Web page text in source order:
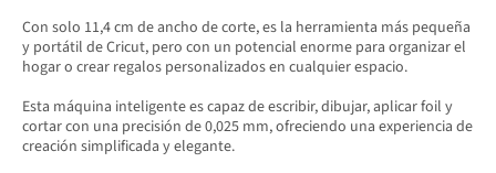
Con solo 11,4 cm de ancho de corte, es la herramienta más pequeña
y portátil de Cricut, pero con un potencial enorme para organizar el
hogar o crear regalos personalizados en cualquier espacio.
Esta máquina inteligente es capaz de escribir, dibujar, aplicar foil y
cortar con una precisión de 0,025 mm, ofreciendo una experiencia de
creación simplificada y elegante.